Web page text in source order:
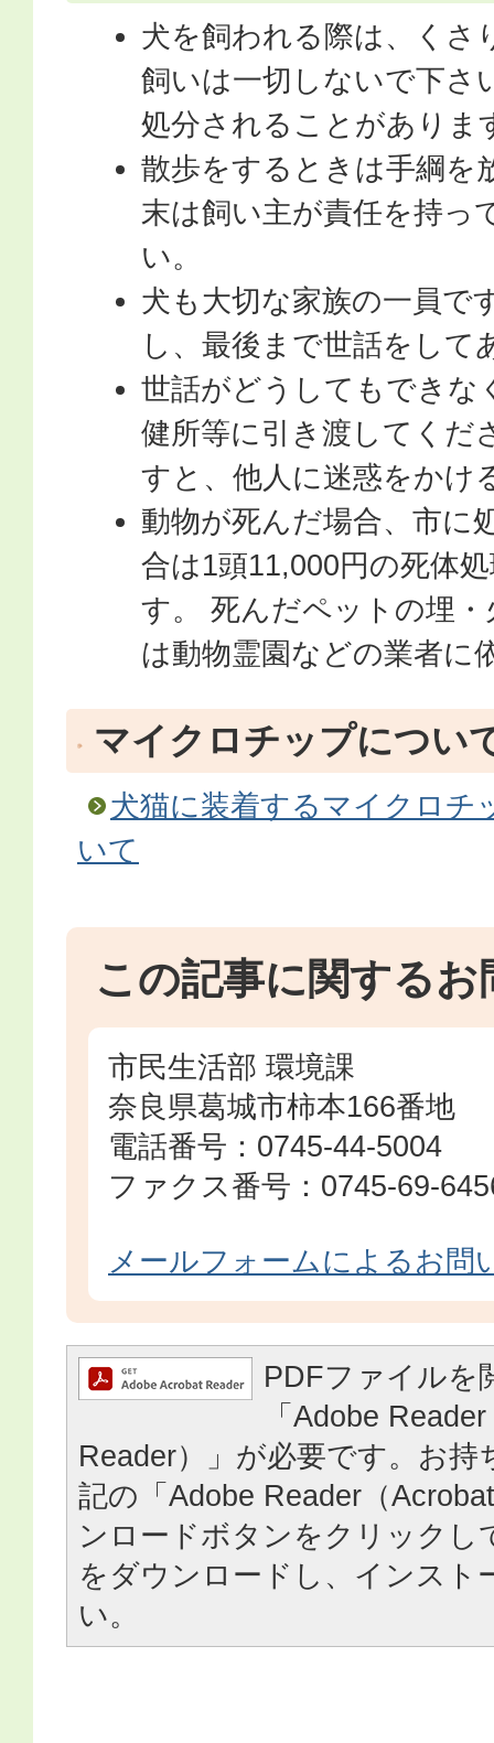
犬を飼われる際は、くさ
飼いは一切しないで下さ
処分されることがありま
散歩をするときは手綱を
末は飼い主が責任を持っ
い。
犬も大切な家族の一員で
し、最後まで世話をして
世話がどうしてもできな
健所等に引き渡してくだ
すと、他人に迷惑をかけ
動物が死んだ場合、市に
合は1頭11,000円の死体
す。 死んだペットの埋
は動物霊園などの業者に
マイクロチップについ
犬猫に装着するマイクロチ
いて
この記事に関するお
市民生活部 環境課
奈良県葛城市柿本166番地
電話番号：0745-44-5004
ファクス番号：0745-69-
メールフォームによるお問
PDFファイルを
「Adobe
Reader）」が必要です。お持
記の「Adobe Reader（
ンロードボタンをクリックし
をダウンロードし、インスト
い。